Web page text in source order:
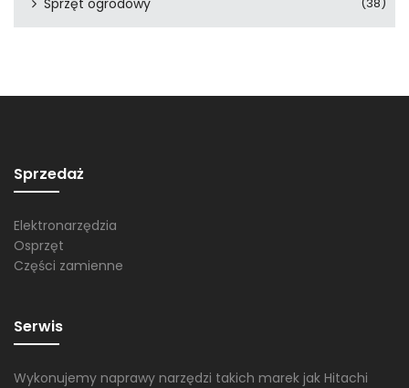
Sprzęt ogrodowy
Sprzedaż
Elektronarzędzia
Osprzęt
Części zamienne
Serwis
Wykonujemy naprawy narzędzi takich marek jak Hitachi